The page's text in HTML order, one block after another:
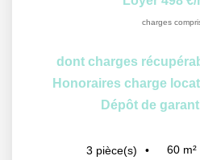
charges
dont charges
Honoraires charge
Dépôt de
3 pièce(s) 60 m²